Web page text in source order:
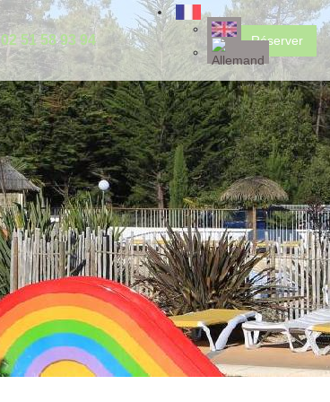
02 51 58 93 94 Réserver